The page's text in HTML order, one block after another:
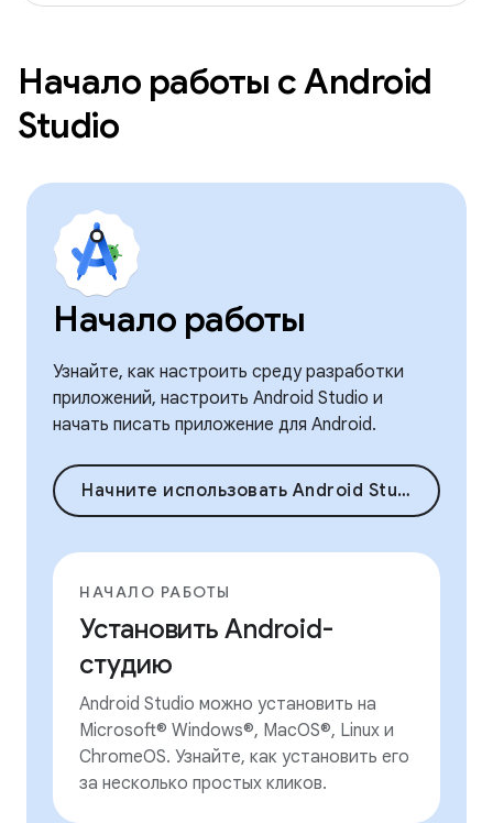
Начало работы с Android
Studio
Начало работы
Узнайте, как настроить среду разработки
приложений, настроить Android Studio и
начать писать приложение для Android.
Начните использовать Android Studio
НАЧАЛО РАБОТЫ
Установить Android-
студию
Android Studio можно установить на
Microsoft® Windows®, MacOS®, Linux и
ChromeOS. Узнайте, как установить его
за несколько простых кликов.